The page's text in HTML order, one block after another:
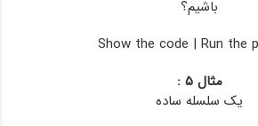
باشیم؟
Show the code | Run the
مثال ۵ :
یک سلسله ساده